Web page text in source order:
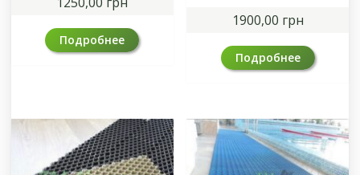
Подробнее
1900,00 грн
Подробнее